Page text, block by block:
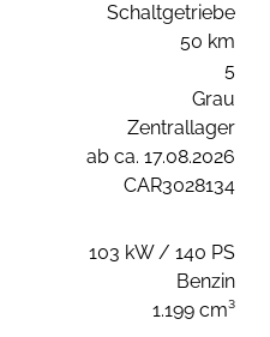
Schaltgetriebe
50 km
5
Grau
Zentrallager
ab ca. 17.08.2026
CAR3028134
103 kW / 140 PS
Benzin
1.199 cm³